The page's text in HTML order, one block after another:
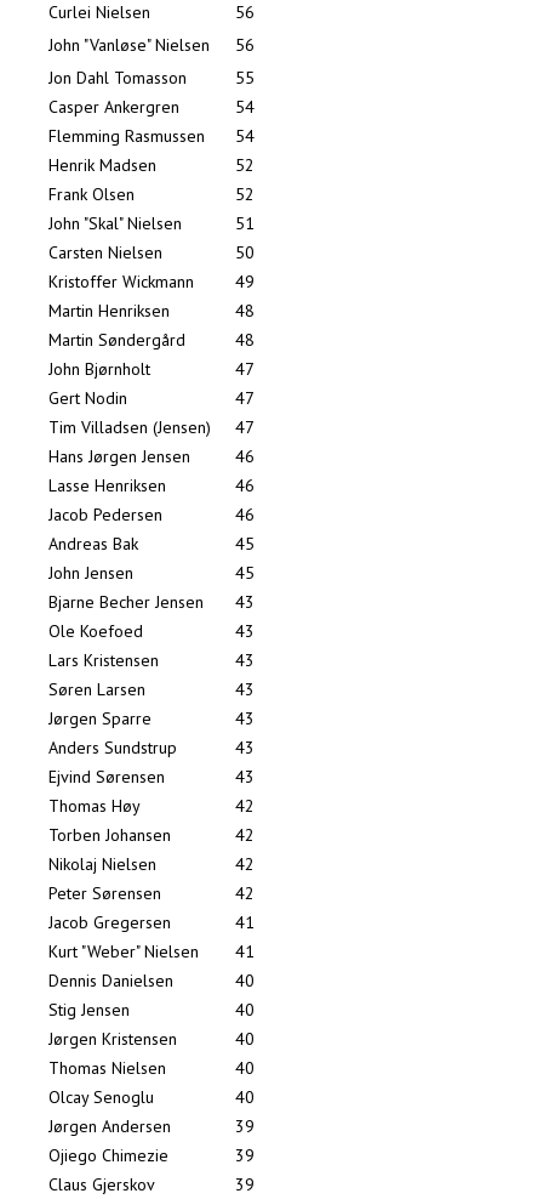
Curlei Nielsen
56
John "Vanløse" Nielsen
56
Jon Dahl Tomasson
55
Casper Ankergren
54
Flemming Rasmussen
54
Henrik Madsen
52
Frank Olsen
52
John "Skal" Nielsen
51
Carsten Nielsen
50
Kristoffer Wickmann
49
Martin Henriksen
48
Martin Søndergård
48
John Bjørnholt
47
Gert Nodin
47
Tim Villadsen (Jensen)
47
Hans Jørgen Jensen
46
Lasse Henriksen
46
Jacob Pedersen
46
Andreas Bak
45
John Jensen
45
Bjarne Becher Jensen
43
Ole Koefoed
43
Lars Kristensen
43
Søren Larsen
43
Jørgen Sparre
43
Anders Sundstrup
43
Ejvind Sørensen
43
Thomas Høy
42
Torben Johansen
42
Nikolaj Nielsen
42
Peter Sørensen
42
Jacob Gregersen
41
Kurt "Weber" Nielsen
41
Dennis Danielsen
40
Stig Jensen
40
Jørgen Kristensen
40
Thomas Nielsen
40
Olcay Senoglu
40
Jørgen Andersen
39
Ojiego Chimezie
39
Claus Gjerskov
39